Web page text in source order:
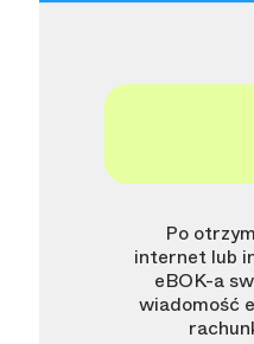
Po
internet lub
eBOK-a
wiadomość